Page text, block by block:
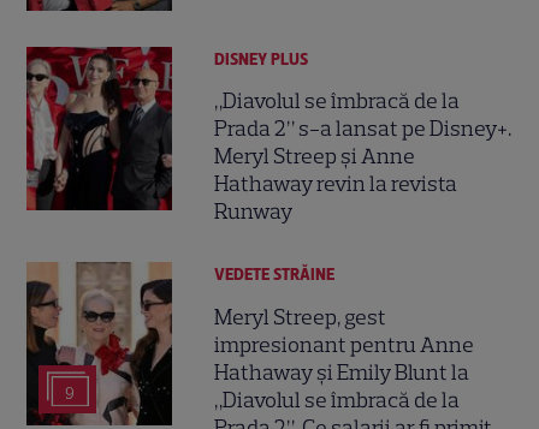
DISNEY PLUS
„Diavolul se îmbracă de la
Prada 2” s-a lansat pe Disney+.
Meryl Streep și Anne
Hathaway revin la revista
Runway
9
VEDETE STRĂINE
Meryl Streep, gest
impresionant pentru Anne
Hathaway și Emily Blunt la
„Diavolul se îmbracă de la